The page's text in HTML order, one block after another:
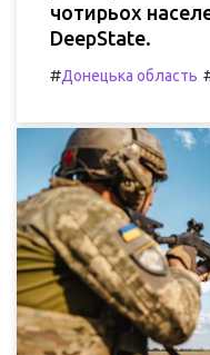
чотирьох
DeepState.
#Донецька область